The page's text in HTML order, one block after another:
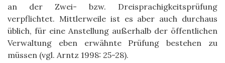
an der Zwei- bzw. Dreisprachigkeitsprüfung
verpflichtet. Mittlerweile ist es aber auch durchaus
üblich, für eine Anstellung außerhalb der öffentlichen
Verwaltung eben erwähnte Prüfung bestehen zu
müssen (vgl. Arntz 1998: 25-28).